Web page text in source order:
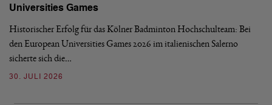
Universities Games
Historischer Erfolg für das Kölner Badminton Hochschulteam: Bei
den European Universities Games 2026 im italienischen Salerno
sicherte sich die…
30. JULI 2026